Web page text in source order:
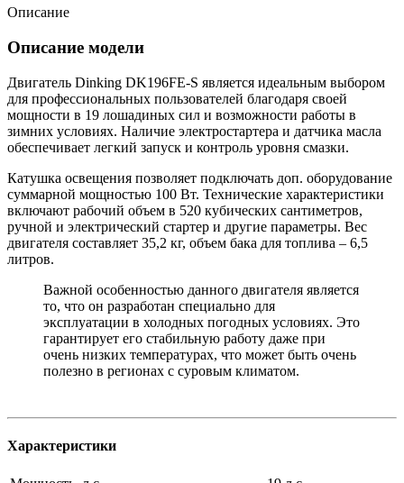
Описание
Описание модели
Двигатель Dinking DK196FE-S является идеальным выбором
для профессиональных пользователей благодаря своей
мощности в 19 лошадиных сил и возможности работы в
зимних условиях. Наличие электростартера и датчика масла
обеспечивает легкий запуск и контроль уровня смазки.
Катушка освещения позволяет подключать доп. оборудование
суммарной мощностью 100 Вт. Технические характеристики
включают рабочий объем в 520 кубических сантиметров,
ручной и электрический стартер и другие параметры. Вес
двигателя составляет 35,2 кг, объем бака для топлива – 6,5
литров.
Важной особенностью данного двигателя является
то, что он разработан специально для
эксплуатации в холодных погодных условиях. Это
гарантирует его стабильную работу даже при
очень низких температурах, что может быть очень
полезно в регионах с суровым климатом.
Характеристики